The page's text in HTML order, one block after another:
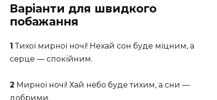
Варіанти для швидкого
побажання
1 Тихої мирної ночі! Нехай сон буде міцним, а
серце — спокійним.
2 Мирної ночі! Хай небо буде тихим, а сни —
добрими.